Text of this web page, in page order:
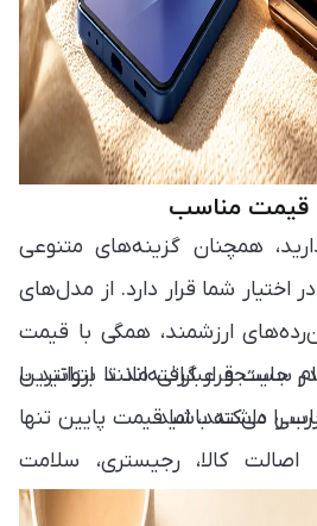
قیمت مناسب
همچنان گزینه‌های متنوعی
در اختیار شما قرار دارد. از مدل‌های
ارزشمند، همگی با قیمت
سایت قرار گرفته‌اند تا بتوانید با
را داشته باشید.
جستجو عباراتی مانند ارزانترین
می‌کنند، اما قیمت پایین تنها
کالا، رجیستری، سلامت
فروش نیز اهمیت زیادی دارند و